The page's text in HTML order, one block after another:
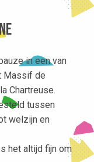
in een van
Massif de
Chartreuse.
tussen
welzijn en
het altijd fijn om